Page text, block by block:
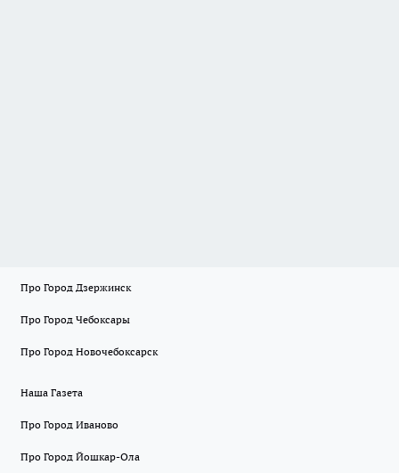
Про Город Дзержинск
Про Город Чебоксары
Про Город Новочебоксарск
Наша Газета
Про Город Иваново
Про Город Йошкар-Ола